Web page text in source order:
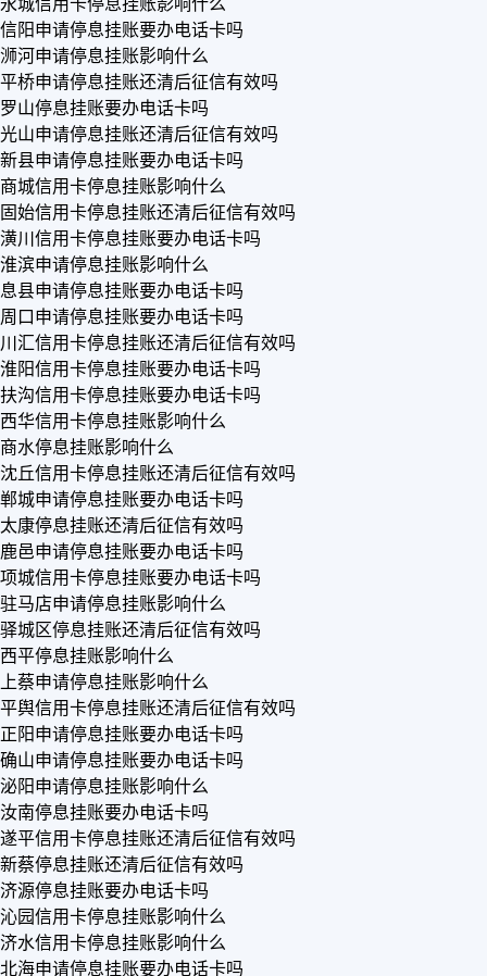
永城信用卡停息挂账影响什么
信阳申请停息挂账要办电话卡吗
浉河申请停息挂账影响什么
平桥申请停息挂账还清后征信有效吗
罗山停息挂账要办电话卡吗
光山申请停息挂账还清后征信有效吗
新县申请停息挂账要办电话卡吗
商城信用卡停息挂账影响什么
固始信用卡停息挂账还清后征信有效吗
潢川信用卡停息挂账要办电话卡吗
淮滨申请停息挂账影响什么
息县申请停息挂账要办电话卡吗
周口申请停息挂账要办电话卡吗
川汇信用卡停息挂账还清后征信有效吗
淮阳信用卡停息挂账要办电话卡吗
扶沟信用卡停息挂账要办电话卡吗
西华信用卡停息挂账影响什么
商水停息挂账影响什么
沈丘信用卡停息挂账还清后征信有效吗
郸城申请停息挂账要办电话卡吗
太康停息挂账还清后征信有效吗
鹿邑申请停息挂账要办电话卡吗
项城信用卡停息挂账要办电话卡吗
驻马店申请停息挂账影响什么
驿城区停息挂账还清后征信有效吗
西平停息挂账影响什么
上蔡申请停息挂账影响什么
平舆信用卡停息挂账还清后征信有效吗
正阳申请停息挂账要办电话卡吗
确山申请停息挂账要办电话卡吗
泌阳申请停息挂账影响什么
汝南停息挂账要办电话卡吗
遂平信用卡停息挂账还清后征信有效吗
新蔡停息挂账还清后征信有效吗
济源停息挂账要办电话卡吗
沁园信用卡停息挂账影响什么
济水信用卡停息挂账影响什么
北海申请停息挂账要办电话卡吗